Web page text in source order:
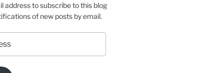
address to subscribe to this blog
of new posts by email.